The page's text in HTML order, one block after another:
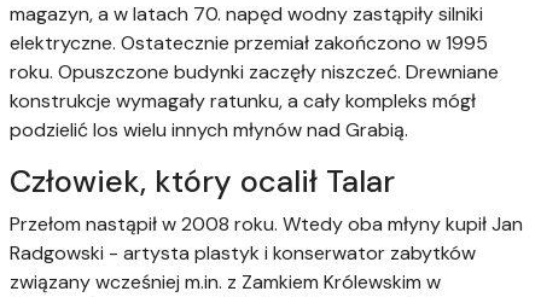
magazyn, a w latach 70. napęd wodny zastąpiły silniki
elektryczne. Ostatecznie przemiał zakończono w 1995
roku. Opuszczone budynki zaczęły niszczeć. Drewniane
konstrukcje wymagały ratunku, a cały kompleks mógł
podzielić los wielu innych młynów nad Grabią.
Człowiek, który ocalił Talar
Przełom nastąpił w 2008 roku. Wtedy oba młyny kupił Jan
Radgowski - artysta plastyk i konserwator zabytków
związany wcześniej m.in. z Zamkiem Królewskim w